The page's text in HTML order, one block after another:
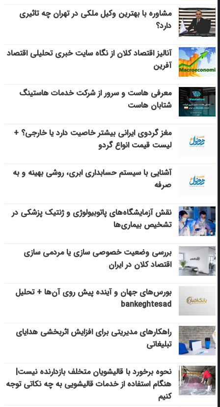
مشاوره با بهترین وکیل ملکی در تهران چه تاثیری
دارد؟
آنالیز اقتصاد کلان از نگاه سایت خبری تحلیلی اقتصاد
آفرین
معرفی هاست و سرور از شرکت خدمات هاستینگ
شتابان هاست
مغز گردوی ایرانی بیشتر خاصیت دارد یا خارجی؟ +
لیست قیمت انواع گردو
آشنایی با سیستم حسابداری ابری، روشی بهینه و به
صرفه
نقش آزمایشگاه‌های پاتوبیولوژی و ژنتیک پزشکی در
تشخیص بیماری‌ها
بررسی وضعیت خصوصی سازی یا مردمی سازی
اقتصاد کلان در ایران
بورس‌های جهان و آینده پیش روی آن‌ها + تحلیل
bankeghtesad
راهکارهای مدیریتی برای افزایش اثربخشی هدایای
تبلیغاتی
نحوه برخورد با قالیشویان متخلف بازدارنده نیست|
هنگام استفاده از خدمات قالیشویی به چه نکاتی توجه
کنیم